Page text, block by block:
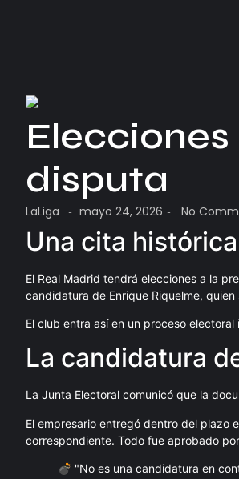
Elecciones
disputa
LaLiga - mayo 24, 2026 - No
Una cita
El Real Madrid tendrá elecciones a la
candidatura de Enrique Riquelme,
El club entra así en un proceso
La candidatura
La Junta Electoral comunicó que la
El empresario entregó dentro del plazo
correspondiente. Todo fue aprobado
💣 "No es una candidatura en